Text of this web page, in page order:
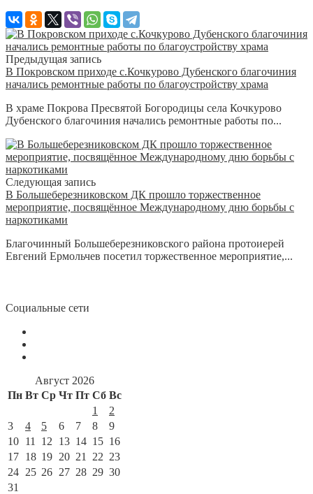
Предыдущая запись
В Покровском приходе с.Кочкурово Дубенского благочиния
начались ремонтные работы по благоустройству храма
В храме Покрова Пресвятой Богородицы села Кочкурово
Дубенского благочиния начались ремонтные работы по...
Следующая запись
В Большеберезниковском ДК прошло торжественное
мероприятие, посвящённое Международному дню борьбы с
наркотиками
Благочинный Большеберезниковского района протоиерей
Евгений Ермольчев посетил торжественное мероприятие,...
Социальные сети
Август 2026
Пн Вт Ср Чт Пт Сб Вс
1
2
3
4 5 6 7 8
9
10 11 12 13 14 15 16
17 18 19 20 21 22 23
24 25 26 27 28 29 30
31